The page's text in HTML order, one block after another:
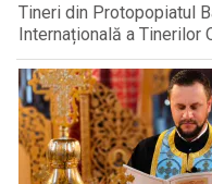
Tineri din Protopopiatul
Internațională a Tinerilor